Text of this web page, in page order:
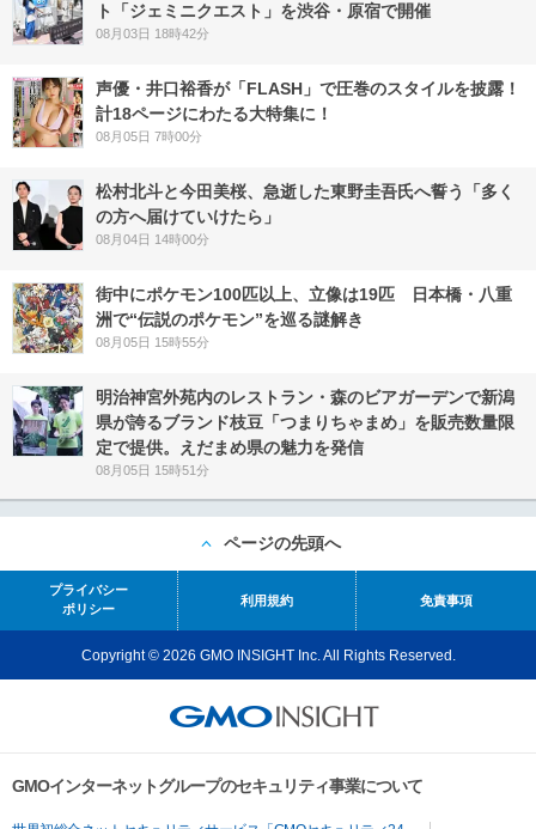
ト「ジェミニクエスト」を渋谷・原宿で開催
08月03日 18時42分
声優・井口裕香が「FLASH」で圧巻のスタイルを披露！
計18ページにわたる大特集に！
08月05日 7時00分
松村北斗と今田美桜、急逝した東野圭吾氏へ誓う「多く
の方へ届けていけたら」
08月04日 14時00分
街中にポケモン100匹以上、立像は19匹 日本橋・八重
洲で“伝説のポケモン”を巡る謎解き
08月05日 15時55分
明治神宮外苑内のレストラン・森のビアガーデンで新潟
県が誇るブランド枝豆「つまりちゃまめ」を販売数量限
定で提供。えだまめ県の魅力を発信
08月05日 15時51分
ページの先頭へ
プライバシー
ポリシー
利用規約 免責事項
Copyright © 2026 GMO INSIGHT Inc. All Rights Reserved.
GMOインターネットグループのセキュリティ事業について